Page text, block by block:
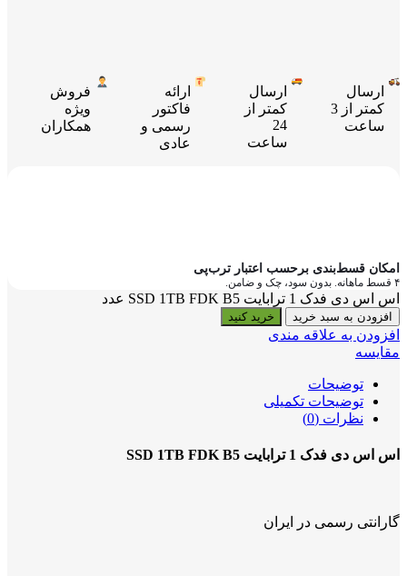
ارسال
کمتر از 3
ساعت
ارسال
کمتر از
24
ساعت
ارائه
فاکتور
رسمی و
عادی
فروش
ویژه
همکاران
امکان قسط‌بندی برحسب اعتبار ترب‌پی
۴ قسط ماهانه. بدون سود، چک و ضامن.
اس اس دی فدک 1 ترابایت SSD 1TB FDK B5 عدد
افزودن به سبد خرید خرید کنید
افزودن به علاقه مندی
مقایسه
توضیحات
توضیحات تکمیلی
نظرات (0)
اس اس دی فدک 1 ترابایت SSD 1TB FDK B5
گارانتی رسمی در ایران